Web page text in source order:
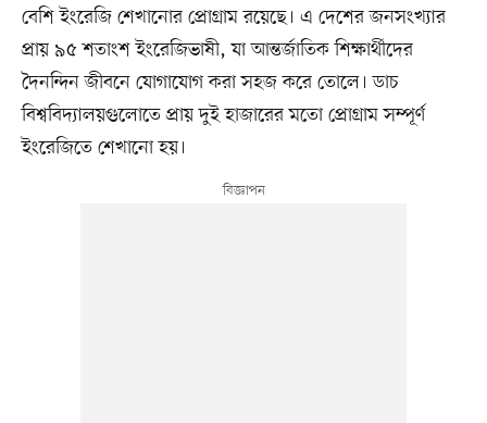
বেশি ইংরেজি শেখানোর প্রোগ্রাম রয়েছে। এ দেশের জনসংখ্যার
প্রায় ৯৫ শতাংশ ইংরেজিভাষী, যা আন্তর্জাতিক শিক্ষার্থীদের
দৈনন্দিন জীবনে যোগাযোগ করা সহজ করে তোলে। ডাচ
বিশ্ববিদ্যালয়গুলোতে প্রায় দুই হাজারের মতো প্রোগ্রাম সম্পূর্ণ
ইংরেজিতে শেখানো হয়।